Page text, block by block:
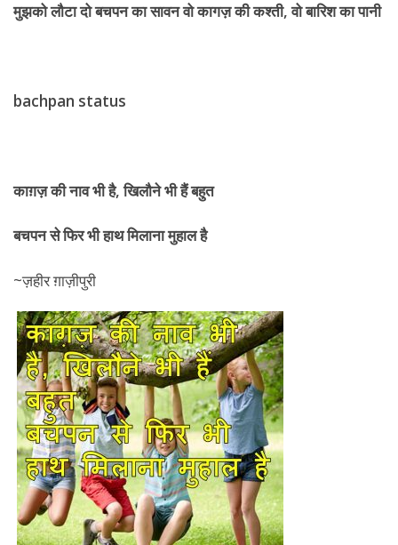
bachpan status
काग़ज़ की नाव भी है,खिलौने भी हैं बहुत
बचपन से फिर भी हाथ मिलाना मुहाल है
~ज़हीर ग़ाज़ीपुरी